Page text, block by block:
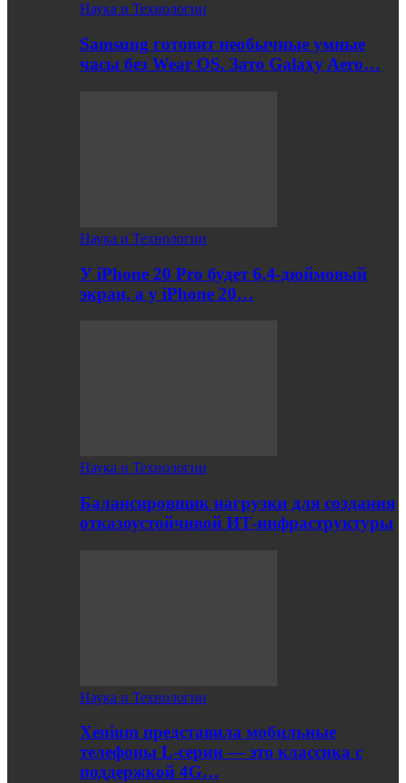
Наука и Технологии
Samsung готовит необычные умные
часы без Wear OS. Зато Galaxy Aero…
Наука и Технологии
У iPhone 20 Pro будет 6,4-дюймовый
экран, а у iPhone 20…
Наука и Технологии
Балансировщик нагрузки для создания
отказоустойчивой ИТ-инфраструктуры
Наука и Технологии
Xenium представила мобильные
телефоны L-серии — это классика с
поддержкой 4G…